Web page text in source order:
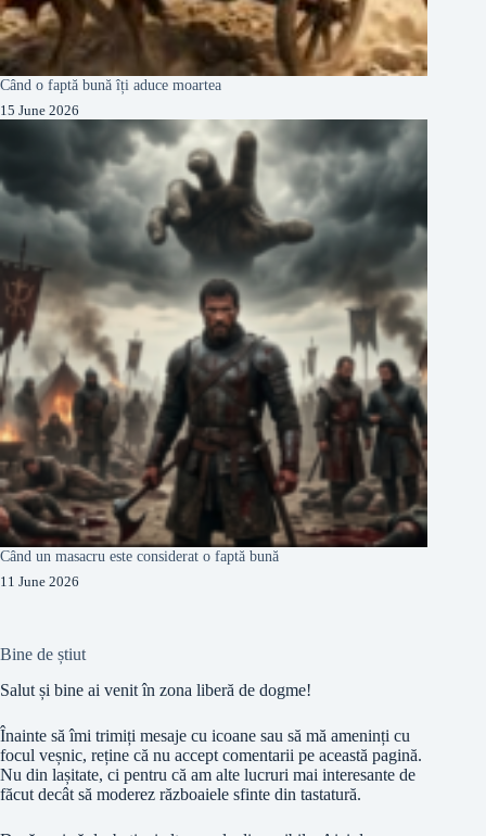
Când o faptă bună îți aduce moartea
15 June 2026
Când un masacru este considerat o faptă bună
11 June 2026
Bine de știut
Salut și bine ai venit în zona liberă de dogme!
Înainte să îmi trimiți mesaje cu icoane sau să mă ameninți cu
focul veșnic, reține că nu accept comentarii pe această pagină.
Nu din lașitate, ci pentru că am alte lucruri mai interesante de
făcut decât să moderez războaiele sfinte din tastatură.